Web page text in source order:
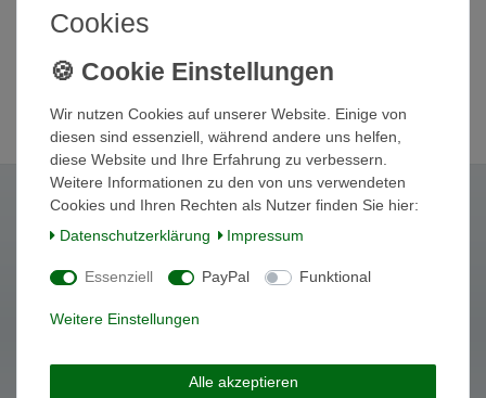
Widerrufs­recht Widerrufs­formular
Cookies
Wir nutzen Cookies auf unserer Website. Einige von
diesen sind essenziell, während andere uns helfen,
diese Website und Ihre Erfahrung zu verbessern.
Weitere Informationen zu den von uns verwendeten
Cookies und Ihren Rechten als Nutzer finden Sie hier:
Daten­schutz­erklärung
Impressum
Essenziell PayPal Funktional
Weitere Einstellungen
Alle akzeptieren